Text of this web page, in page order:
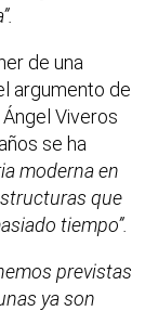
de una
argumento de
Viveros
se ha
moderna en
que
tiempo”.
previstas
ya son